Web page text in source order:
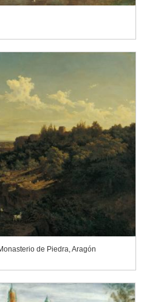
de Piedra, Aragón